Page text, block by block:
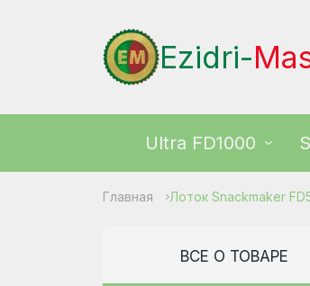
Ezidri-
Ultra FD1000
Главная Лоток Snackmaker
ВСЕ О ТОВАРЕ